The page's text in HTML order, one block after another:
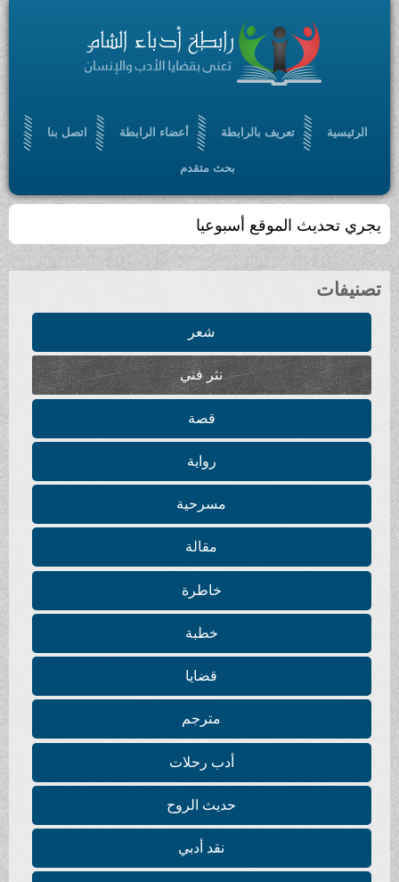
الرئيسية تعريف بالرابطة أعضاء الرابطة اتصل بنا
بحث متقدم
يجري تحديث الموقع أسبوعيا
تصنيفات
شعر
نثر فني
قصة
رواية
مسرحية
مقالة
خاطرة
خطبة
قضايا
مترجم
أدب رحلات
حديث الروح
نقد أدبي